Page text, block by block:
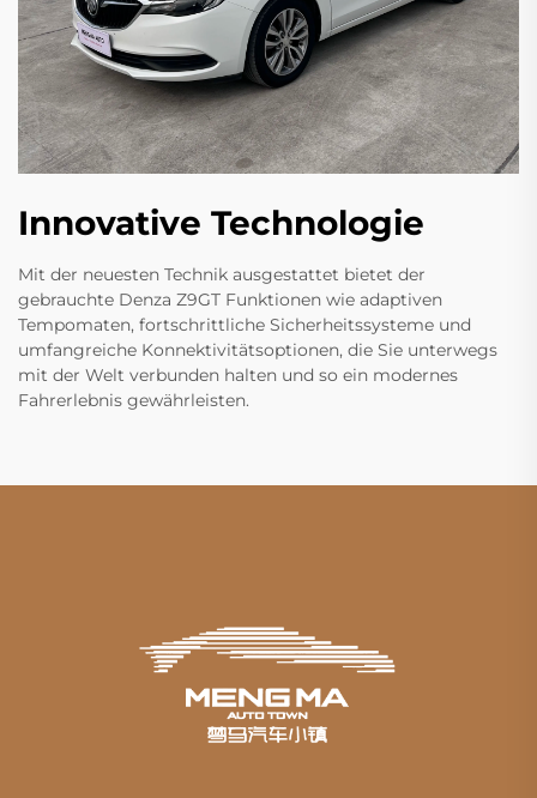
Innovative Technologie
Mit der neuesten Technik ausgestattet bietet der
gebrauchte Denza Z9GT Funktionen wie adaptiven
Tempomaten, fortschrittliche Sicherheitssysteme und
umfangreiche Konnektivitätsoptionen, die Sie unterwegs
mit der Welt verbunden halten und so ein modernes
Fahrerlebnis gewährleisten.